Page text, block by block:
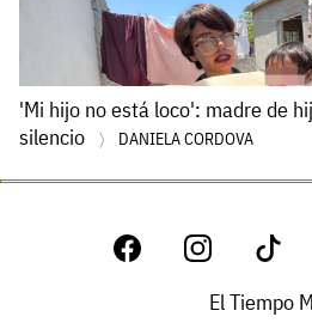
'Mi hijo no está loco': madre de
silencio
DANIELA CORDOVA
El Tiempo